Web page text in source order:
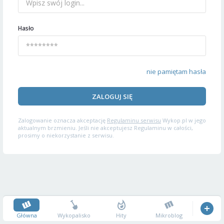
Hasło
nie pamiętam hasła
ZALOGUJ SIĘ
Zalogowanie oznacza akceptację Regulaminu serwisu Wykop.pl w jego
aktualnym brzmieniu. Jeśli nie akceptujesz Regulaminu w całości,
prosimy o niekorzystanie z serwisu.
Główna Wykopalisko Hity Mikroblog